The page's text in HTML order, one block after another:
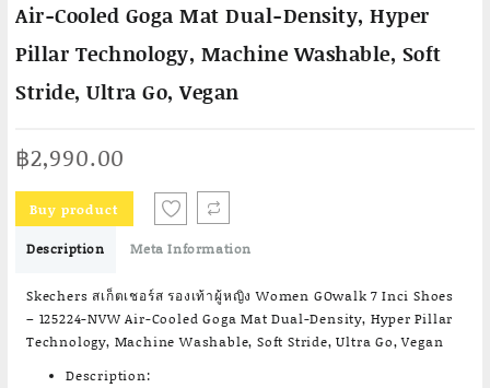
Air-Cooled Goga Mat Dual-Density, Hyper
Pillar Technology, Machine Washable, Soft
Stride, Ultra Go, Vegan
฿2,990.00
Buy product
Description Meta Information
Skechers สเก็ตเชอร์ส รองเท้าผู้หญิง Women GOwalk 7 Inci Shoes
– 125224-NVW Air-Cooled Goga Mat Dual-Density, Hyper Pillar
Technology, Machine Washable, Soft Stride, Ultra Go, Vegan
Description: